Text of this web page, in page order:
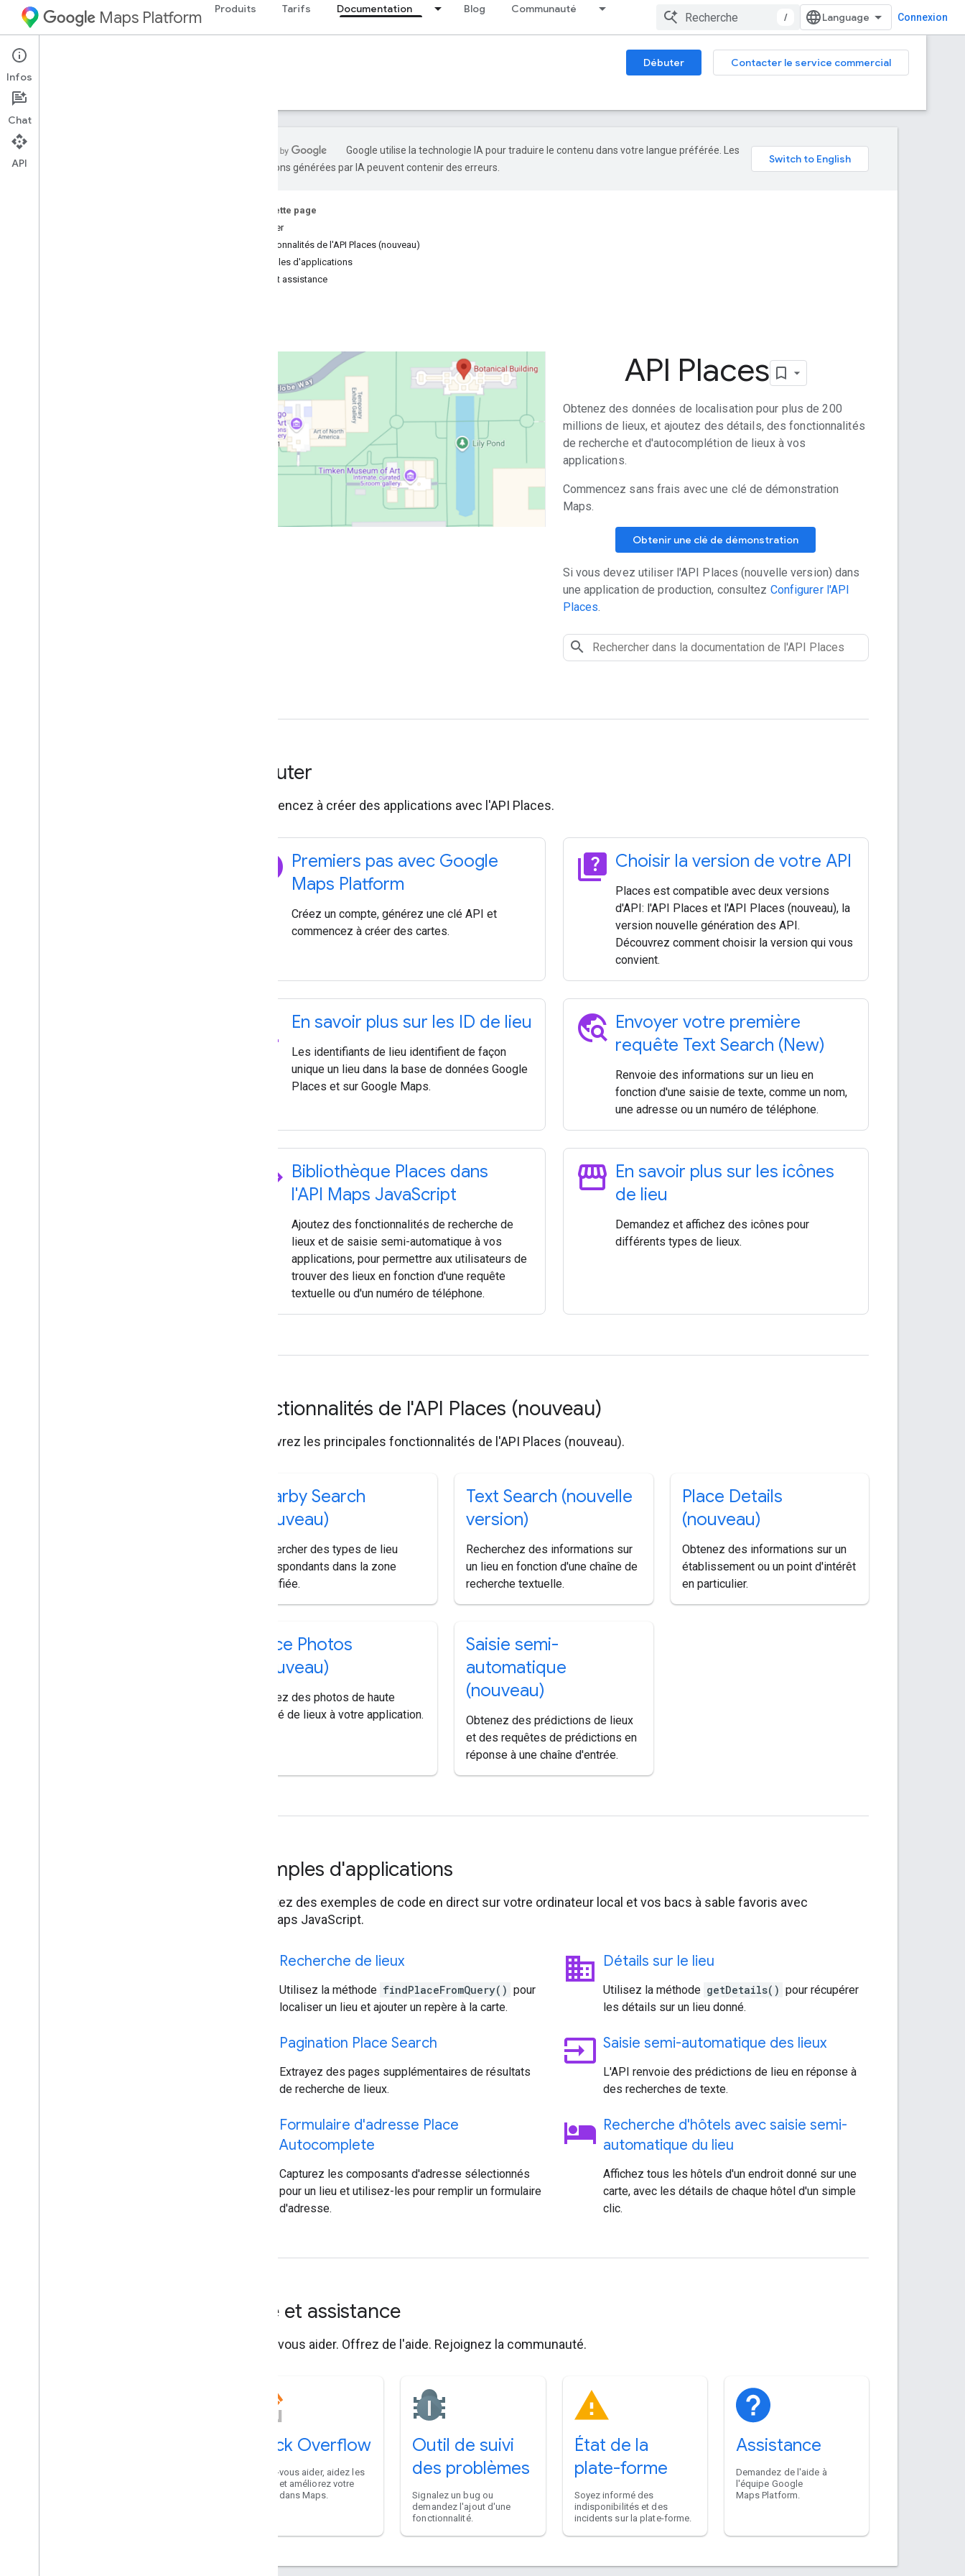
Maps Platform Produits Tarifs Documentation Blog Communauté
/ Connexion
Web Services Débuter
Contacter le service commercial
Guides
Google utilise la technologie IA pour traduire le contenu dans votre langue préférée. Les
traductions générées par IA peuvent contenir des erreurs.
Sur cette page
Débuter
Fonctionnalités de l'API Places (nouveau)
Exemples d'applications
Aide et assistance
API Places
Obtenez des données de localisation pour plus de 200
millions de lieux, et ajoutez des détails, des fonctionnalités
de recherche et d'autocomplétion de lieux à vos
applications.
Commencez sans frais avec une clé de démonstration
Maps.
Obtenir une clé de démonstration
Si vous devez utiliser l'API Places (nouvelle version) dans
une application de production, consultez Configurer l'API
Places.
Débuter
Commencez à créer des applications avec l'API Places.
explore Premiers pas avec Google
Maps Platform
Créez un compte, générez une clé API et
commencez à créer des cartes.
quiz Choisir la version de votre API
Places est compatible avec deux versions
d'API: l'API Places et l'API Places (nouveau), la
version nouvelle génération des API.
Découvrez comment choisir la version qui vous
convient.
En savoir plus sur les ID de lieu
Les identifiants de lieu identifient de façon
unique un lieu dans la base de données Google
Places et sur Google Maps.
travel_explore Envoyer votre première
requête Text Search (New)
Renvoie des informations sur un lieu en
fonction d'une saisie de texte, comme un nom,
une adresse ou un numéro de téléphone.
code Bibliothèque Places dans
l'API Maps JavaScript
Ajoutez des fonctionnalités de recherche de
lieux et de saisie semi-automatique à vos
applications, pour permettre aux utilisateurs de
trouver des lieux en fonction d'une requête
textuelle ou d'un numéro de téléphone.
storefront En savoir plus sur les icônes
de lieu
Demandez et affichez des icônes pour
différents types de lieux.
Fonctionnalités de l'API Places (nouveau)
Découvrez les principales fonctionnalités de l'API Places (nouveau).
Nearby Search
(nouveau)
Rechercher des types de lieu
correspondants dans la zone
spécifiée.
Text Search (nouvelle
version)
Recherchez des informations sur
un lieu en fonction d'une chaîne de
recherche textuelle.
Place Details
(nouveau)
Obtenez des informations sur un
établissement ou un point d'intérêt
en particulier.
Place Photos
(nouveau)
Ajoutez des photos de haute
qualité de lieux à votre application.
Saisie semi-
automatique
(nouveau)
Obtenez des prédictions de lieux
et des requêtes de prédictions en
réponse à une chaîne d'entrée.
Exemples d'applications
Exécutez des exemples de code en direct sur votre ordinateur local et vos bacs à sable favoris avec
l'API Maps JavaScript.
Recherche de lieux
Utilisez la méthode findPlaceFromQuery() pour
localiser un lieu et ajouter un repère à la carte.
business Détails sur le lieu
Utilisez la méthode getDetails() pour récupérer
les détails sur un lieu donné.
Pagination Place Search
Extrayez des pages supplémentaires de résultats
de recherche de lieux.
input Saisie semi-automatique des lieux
L'API renvoie des prédictions de lieu en réponse à
des recherches de texte.
Formulaire d'adresse Place
Autocomplete
Capturez les composants d'adresse sélectionnés
pour un lieu et utilisez-les pour remplir un formulaire
d'adresse.
hotel Recherche d'hôtels avec saisie semi-
automatique du lieu
Affichez tous les hôtels d'un endroit donné sur une
carte, avec les détails de chaque hôtel d'un simple
clic.
Aide et assistance
Faites-vous aider. Offrez de l'aide. Rejoignez la communauté.
Stack Overflow
Faites-vous aider, aidez les
autres et améliorez votre
karma dans Maps.
Outil de suivi
des problèmes
Signalez un bug ou
demandez l'ajout d'une
fonctionnalité.
État de la
plate-forme
Soyez informé des
indisponibilités et des
incidents sur la plate-forme.
Assistance
Demandez de l'aide à
l'équipe Google
Maps Platform.
Infos
Chat
API